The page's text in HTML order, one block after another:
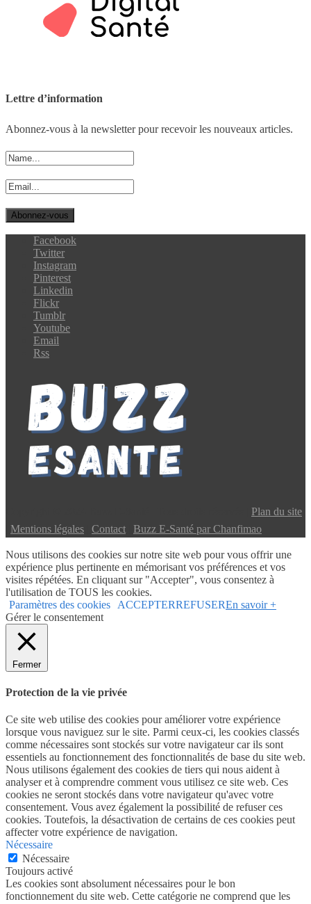
Lettre d’information
Abonnez-vous à la newsletter pour recevoir les nouveaux articles.
Facebook
Twitter
Instagram
Pinterest
Linkedin
Flickr
Tumblr
Youtube
Email
Rss
Plan du site
Mentions légales Contact Buzz E-Santé par Chanfimao
Nous utilisons des cookies sur notre site web pour vous offrir une
expérience plus pertinente en mémorisant vos préférences et vos
visites répétées. En cliquant sur "Accepter", vous consentez à
l'utilisation de TOUS les cookies.
Paramètres des cookies
ACCEPTERREFUSEREn savoir +
Gérer le consentement
Fermer
Protection de la vie privée
Ce site web utilise des cookies pour améliorer votre expérience
lorsque vous naviguez sur le site. Parmi ceux-ci, les cookies classés
comme nécessaires sont stockés sur votre navigateur car ils sont
essentiels au fonctionnement des fonctionnalités de base du site web.
Nous utilisons également des cookies de tiers qui nous aident à
analyser et à comprendre comment vous utilisez ce site web. Ces
cookies ne seront stockés dans votre navigateur qu'avec votre
consentement. Vous avez également la possibilité de refuser ces
cookies. Toutefois, la désactivation de certains de ces cookies peut
affecter votre expérience de navigation.
Nécessaire
Nécessaire
Toujours activé
Les cookies sont absolument nécessaires pour le bon
fonctionnement du site web. Cette catégorie ne comprend que les